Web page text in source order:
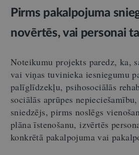
Pirms pakalpojuma
novērtēs, vai personai
Noteikumu projekts paredz, ka,
vai viņas tuvinieka iesniegumu
palīglīdzekļu, psihosociālās
sociālās aprūpes
sniedzējs, pirms noslēgs
plāna īstenošanu, izvērtēs
konkrētā pakalpojuma vai